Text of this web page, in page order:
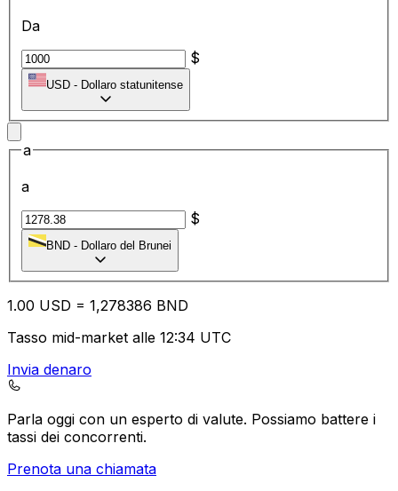
Da
$
USD - Dollaro statunitense
a
a
$
BND - Dollaro del Brunei
1.00 USD = 1,278386 BND
Tasso mid-market alle 12:34 UTC
Invia denaro
Parla oggi con un esperto di valute. Possiamo battere i
tassi dei concorrenti.
Prenota una chiamata